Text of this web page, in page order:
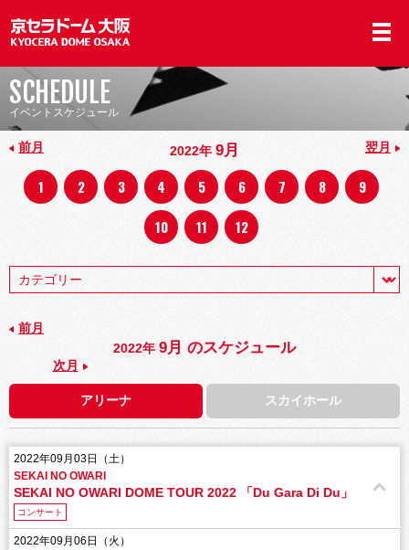
SCHEDULE
イベントスケジュール
前月 2022年 9月 翌月
1 2 3 4 5 6 7 8
9
10
11 12
前月
2022年 9月 のスケジュール
次月
アリーナ スカイホール
2022年09月03日（土）
SEKAI NO OWARI
SEKAI NO OWARI DOME TOUR 2022 「Du Gara Di Du」
コンサート
2022年09月06日（火）